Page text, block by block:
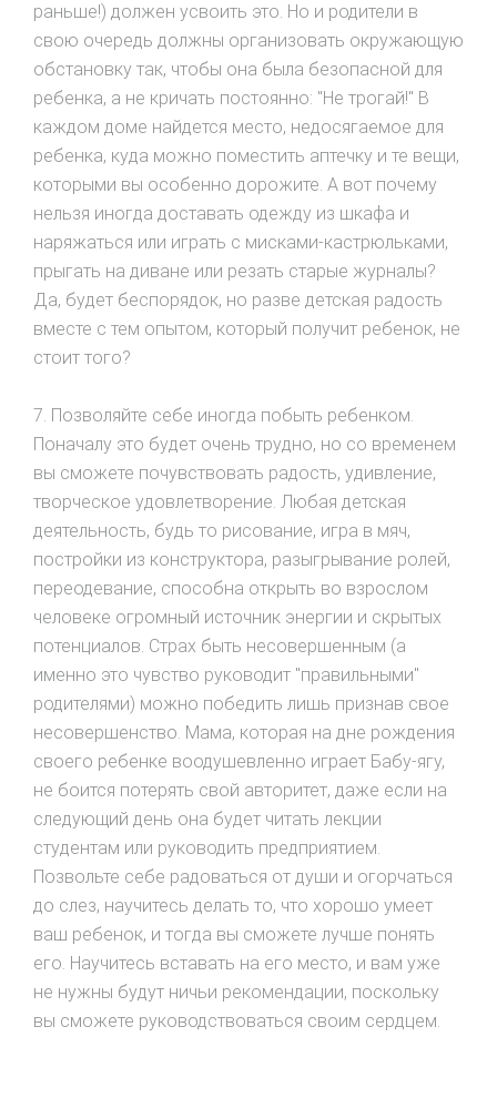
раньше!) должен усвоить это. Но и родители в
свою очередь должны организовать окружающую
обстановку так, чтобы она была безопасной для
ребенка, а не кричать постоянно: "Не трогай!" В
каждом доме найдется место, недосягаемое для
ребенка, куда можно поместить аптечку и те вещи,
которыми вы особенно дорожите. А вот почему
нельзя иногда доставать одежду из шкафа и
наряжаться или играть с мисками-кастрюльками,
прыгать на диване или резать старые журналы?
Да, будет беспорядок, но разве детская радость
вместе с тем опытом, который получит ребенок, не
стоит того?
7. Позволяйте себе иногда побыть ребенком.
Поначалу это будет очень трудно, но со временем
вы сможете почувствовать радость, удивление,
творческое удовлетворение. Любая детская
деятельность, будь то рисование, игра в мяч,
постройки из конструктора, разыгрывание ролей,
переодевание, способна открыть во взрослом
человеке огромный источник энергии и скрытых
потенциалов. Страх быть несовершенным (а
именно это чувство руководит "правильными"
родителями) можно победить лишь признав свое
несовершенство. Мама, которая на дне рождения
своего ребенке воодушевленно играет Бабу-ягу,
не боится потерять свой авторитет, даже если на
следующий день она будет читать лекции
студентам или руководить предприятием.
Позвольте себе радоваться от души и огорчаться
до слез, научитесь делать то, что хорошо умеет
ваш ребенок, и тогда вы сможете лучше понять
его. Научитесь вставать на его место, и вам уже
не нужны будут ничьи рекомендации, поскольку
вы сможете руководствоваться своим сердцем.